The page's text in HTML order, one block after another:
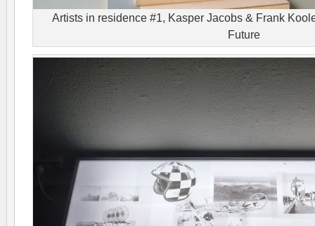
Artists in residence #1, Kasper Jacobs & Frank
Future